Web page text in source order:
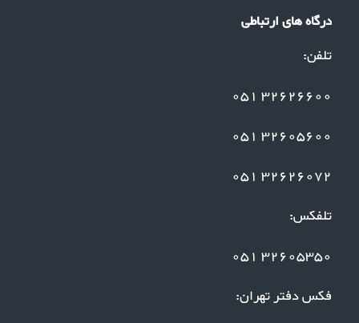
درگاه های ارتباطی
تلفن:
32626600 051
32605600 051
32626072 051
تلفکس:
32605350 051
فکس دفتر تهران: